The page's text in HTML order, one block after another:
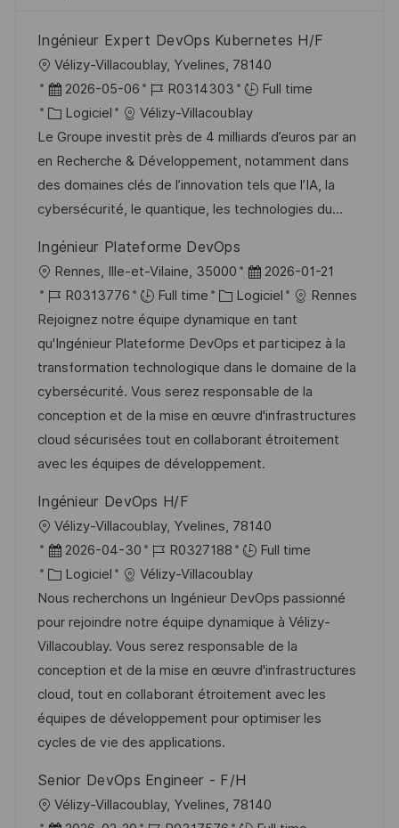
Ingénieur Expert DevOps Kubernetes H/F
o
c
a
l
i
s
t
n
Vélizy-Villacoublay, Yvelines, 78140
D
a
t
e
d
’
f
f
i
c
h
a
g
e
2026-05-06
R
é
f
é
r
e
c
e
d
u
p
o
s
t
e
R0314303
Full time
C
a
t
é
g
r
i
e
Logiciel
Vélizy-Villacoublay
Le Groupe investit près de 4 milliards d’euros par an
en Recherche & Développement, notamment dans
des domaines clés de l’innovation tels que l’IA, la
cybersécurité, le quantique, les technologies du...
Ingénieur Plateforme DevOps
o
c
a
l
i
s
a
t
o
n
Rennes, Ille-et-Vilaine, 35000
D
a
t
e
d
’
a
f
f
h
a
g
e
2026-01-21
R
é
f
é
r
e
n
c
d
u
p
o
s
t
e
R0313776 Full time
C
a
t
é
g
o
r
i
Logiciel
Rennes
Rejoignez notre équipe dynamique en tant
qu'Ingénieur Plateforme DevOps et participez à la
transformation technologique dans le domaine de la
cybersécurité. Vous serez responsable de la
conception et de la mise en œuvre d'infrastructures
cloud sécurisées tout en collaborant étroitement
avec les équipes de développement.
Ingénieur DevOps H/F
o
c
a
l
i
s
a
t
i
n
Vélizy-Villacoublay, Yvelines, 78140
D
a
t
e
d
’
a
f
f
c
h
2026-04-30
R
é
f
é
r
e
n
c
e
u
p
R0327188
Full time
C
a
t
é
g
o
r
i
Logiciel
Vélizy-Villacoublay
Nous recherchons un Ingénieur DevOps passionné
pour rejoindre notre équipe dynamique à Vélizy-
Villacoublay. Vous serez responsable de la
conception et de la mise en œuvre d'infrastructures
cloud, tout en collaborant étroitement avec les
équipes de développement pour optimiser les
cycles de vie des applications.
Senior DevOps Engineer - F/H
Vélizy-Villacoublay, Yvelines, 78140